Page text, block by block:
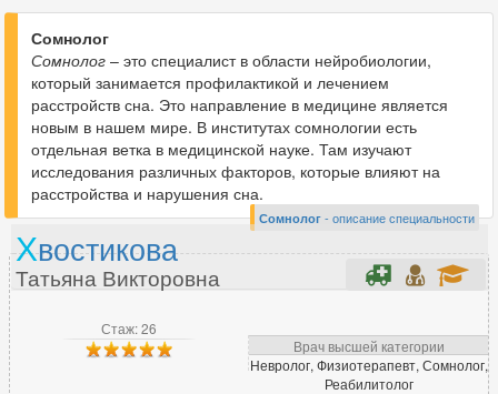
Б
Бариатрический хирург 33
В
Вегетолог 46
Венеролог
Вертебролог 203
Врач МРТ 26
6
Сомнолог
Сомнолог – это специалист в области нейробиологии,
который занимается профилактикой и лечением
расстройств сна. Это направление в медицине является
новым в нашем мире. В институтах сомнологии есть
отдельная ветка в медицинской науке. Там изучают
исследования различных факторов, которые влияют на
расстройства и нарушения сна.
Сомнолог- описание специальности
Стаж: 26
Врач высшей категории
Невролог, Физиотерапевт, Сомнолог,
Реабилитолог
Хвостикова
Татьяна Викторовна